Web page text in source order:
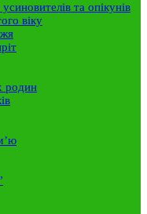
та опікунів
віку
родин